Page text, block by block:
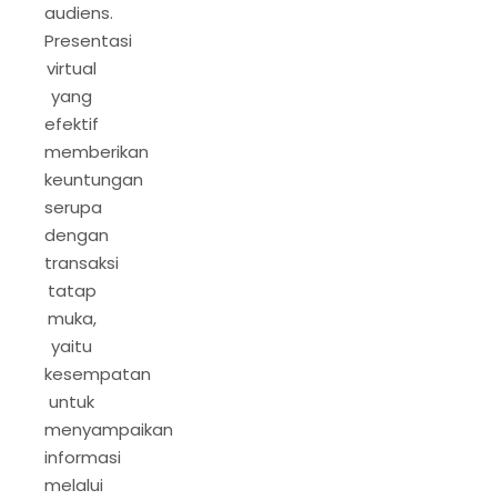
audiens.
Presentasi
virtual
yang
efektif
memberikan
keuntungan
serupa
dengan
transaksi
tatap
muka,
yaitu
kesempatan
untuk
menyampaikan
informasi
melalui